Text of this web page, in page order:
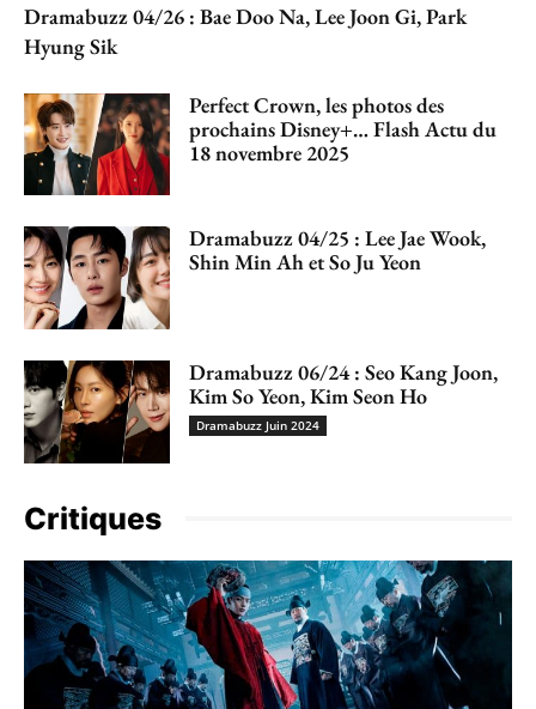
Dramabuzz 04/26 : Bae Doo Na, Lee Joon Gi, Park
Hyung Sik
Perfect Crown, les photos des
prochains Disney+… Flash Actu du
18 novembre 2025
Dramabuzz 04/25 : Lee Jae Wook,
Shin Min Ah et So Ju Yeon
Dramabuzz 06/24 : Seo Kang Joon,
Kim So Yeon, Kim Seon Ho
Dramabuzz Juin 2024
Critiques